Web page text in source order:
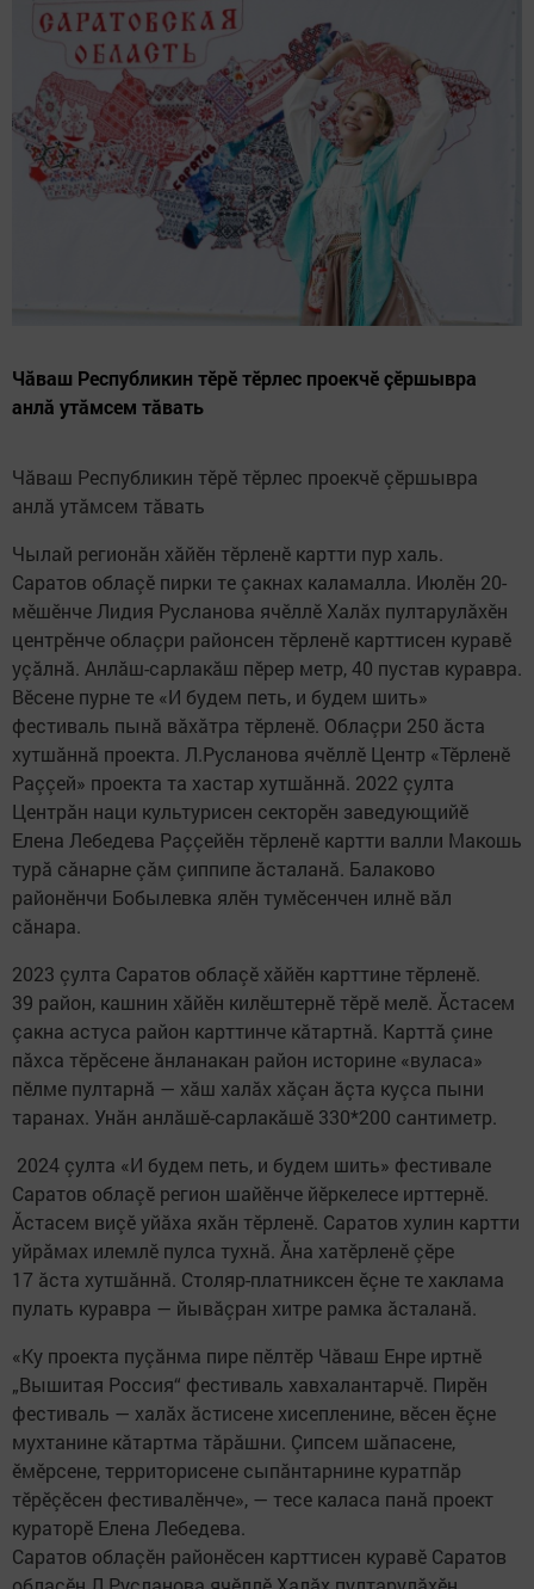
Чăваш Республикин тӗрӗ тӗрлес проекчӗ çӗршывра
анлă утăмсем тăвать
Чăваш Республикин тӗрӗ тӗрлес проекчӗ çӗршывра
анлă утăмсем тăвать
Чылай регионăн хăйӗн тӗрленӗ картти пур халь.
Саратов облаçӗ пирки те çакнах каламалла. Июлӗн 20-
мӗшӗнче Лидия Русланова ячӗллӗ Халăх пултарулăхӗн
центрӗнче облаçри районсен тӗрленӗ карттисен куравӗ
уçăлнă. Анлăш-сарлакăш пӗрер метр, 40 пустав куравра.
Вӗсене пурне те «И будем петь, и будем шить»
фестиваль пынă вăхăтра тӗрленӗ. Облаçри 250 ăста
хутшăннă проекта. Л.Русланова ячӗллӗ Центр «Тӗрленӗ
Раççей» проекта та хастар хутшăннă. 2022 çулта
Центрăн наци культурисен секторӗн заведующийӗ
Елена Лебедева Раççейӗн тӗрленӗ картти валли Макошь
турă сăнарне çăм çиппипе ăсталанă. Балаково
районӗнчи Бобылевка ялӗн тумӗсенчен илнӗ вăл
сăнара.
2023 çулта Саратов облаçӗ хăйӗн карттине тӗрленӗ.
39 район, кашнин хăйӗн килӗштернӗ тӗрӗ мелӗ. Ăстасем
çакна астуса район карттинче кăтартнă. Карттă çине
пăхса тӗрӗсене ăнланакан район историне «вуласа»
пӗлме пултарнă — хăш халăх хăçан ăçта куçса пыни
таранах. Унăн анлăшӗ-сарлакăшӗ 330*200 сантиметр.
2024 çулта «И будем петь, и будем шить» фестивале
Саратов облаçӗ регион шайӗнче йӗркелесе ирттернӗ.
Ăстасем виçӗ уйăха яхăн тӗрленӗ. Саратов хулин картти
уйрăмах илемлӗ пулса тухнă. Ăна хатӗрленӗ çӗре
17 ăста хутшăннă. Столяр-платниксен ӗçне те хаклама
пулать куравра — йывăçран хитре рамка ăсталанă.
«Ку проекта пуçăнма пире пӗлтӗр Чăваш Енре иртнӗ
„Вышитая Россия“ фестиваль хавхалантарчӗ. Пирӗн
фестиваль — халăх ăстисене хисепленине, вӗсен ӗçне
мухтанине кăтартма тăрăшни. Çипсем шăпасене,
ӗмӗрсене, территорисене сыпăнтарнине куратпăр
тӗрӗçӗсен фестивалӗнче», — тесе каласа панă проект
кураторӗ Елена Лебедева.
Саратов облаçӗн районӗсен карттисен куравӗ Саратов